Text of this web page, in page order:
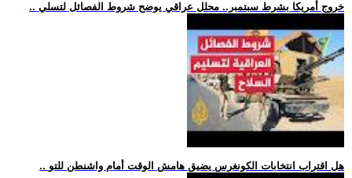
.. خروج أمريكا بشرط سبتمبر.. محلل عراقي يوضح شروط الفصائل لتسلي
.. هل اقتراب انتخابات الكونغرس يضيق هامش الوقت أمام واشنطن للتو